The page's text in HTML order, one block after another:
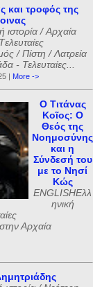
και τροφός της
ιστορία / Αρχαία
/ Πίστη / Λατρεία
- Τελευταίες...
| More ->
Ο Τιτάνας
Κοῖος: Ο
Θεός της
Νοημοσύνης
και η
Σύνδεσή του
με το Νησί
Κώς
ENGLISHΕλλ
ηνική
Αρχαία